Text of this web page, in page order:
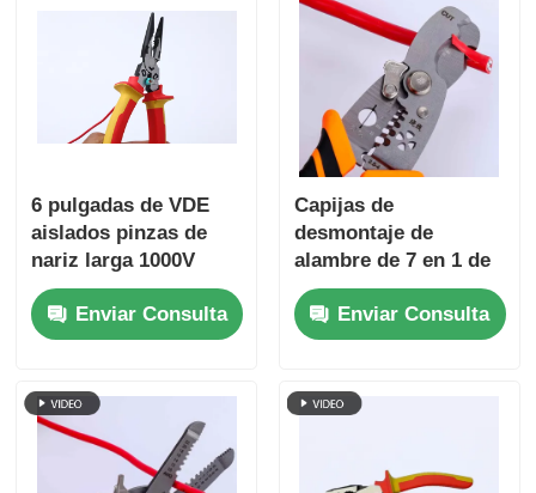
6 pulgadas de VDE
aislados pinzas de
nariz larga 1000V
para electricistas
Enviar Consulta
Capijas de
desmontaje de
alambre de 7 en 1 de
185 mm para cables
AWG 10-22
Enviar Consulta